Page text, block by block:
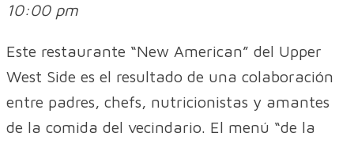
10:00 pm
Este restaurante “New American” del Upper
West Side es el resultado de una colaboración
entre padres, chefs, nutricionistas y amantes
de la comida del vecindario. El menú “de la